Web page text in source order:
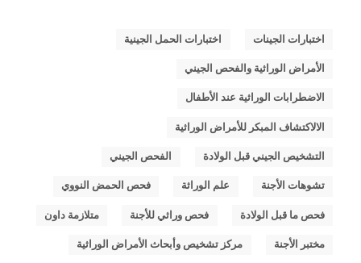
اختبارات الجينات اختبارات الحمل الجينية
الأمراض الوراثية والفحص الجيني
الاضطرابات الوراثية عند الأطفال
الالاكتشاف المبكر للأمراض الوراثية
التشخيص الجيني قبل الولادة الفحص الجيني
تشوهات الأجنة علم الوراثة فحص الحمض النووي
فحص ما قبل الولادة فحص وراثي للأجنة متلازمة داون
مختبر الأجنة مركز تشخيص وأبحاث الأمراض الوراثية